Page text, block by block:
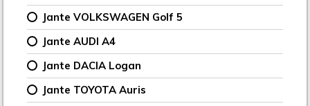
Jante VOLKSWAGEN Golf 5
Jante AUDI A4
Jante DACIA Logan
Jante TOYOTA Auris